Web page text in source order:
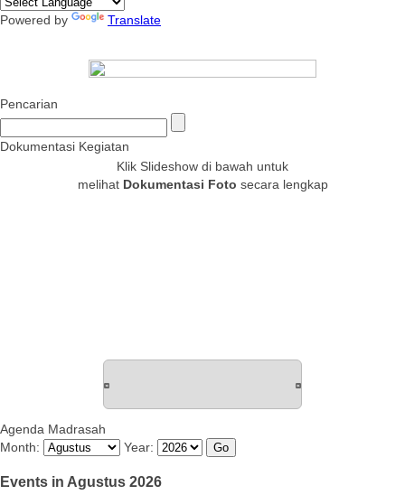
Powered by Translate
Pencarian
Dokumentasi Kegiatan
Klik Slideshow di bawah untuk
melihat Dokumentasi Foto secara lengkap
Agenda Madrasah
Month:
Year:
Events in Agustus 2026